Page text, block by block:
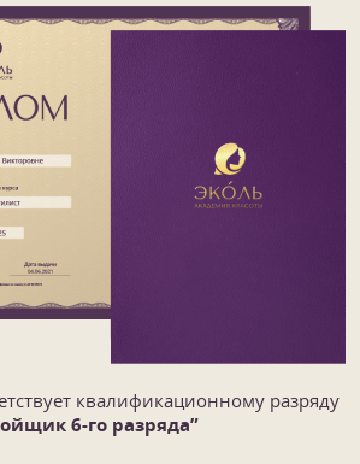
квалификационному разряду
6-го разряда”